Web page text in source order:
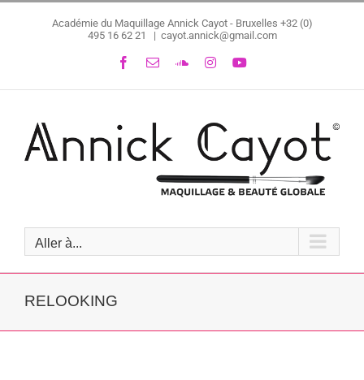
Passer
Académie du Maquillage Annick Cayot - Bruxelles +32 (0)
495 16 62 21
| cayot.annick@gmail.com
Facebook
EmailSoundCloud
InstagramYouTube
Aller à...
RELOOKING